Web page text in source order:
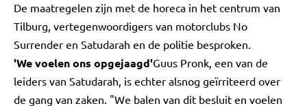
De maatregelen zijn met de horeca in het centrum van
Tilburg, vertegenwoordigers van motorclubs No
Surrender en Satudarah en de politie besproken.
'We voelen ons opgejaagd'Guus Pronk, een van de
leiders van Satudarah, is echter alsnog geïrriteerd over
de gang van zaken. "We balen van dit besluit en voelen